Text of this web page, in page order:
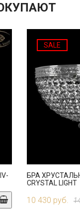
SALE
БРА
CRYSTAL LIGHT
10 430 руб.